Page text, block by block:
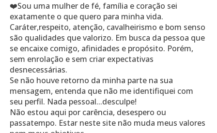
❤️Sou uma mulher de fé, família e coração sei
exatamente o que quero para minha vida.
Caráter,respeito, atenção, cavalheirismo e bom senso
são qualidades que valorizo. Em busca da pessoa que
se encaixe comigo, afinidades e propósito. Porém,
sem enrolação e sem criar expectativas
desnecessárias.
Se não houve retorno da minha parte na sua
mensagem, entenda que não me identifiquei com
seu perfil. Nada pessoal...desculpe!
Não estou aqui por carência, desespero ou
passatempo. Estar neste site não muda meus valores